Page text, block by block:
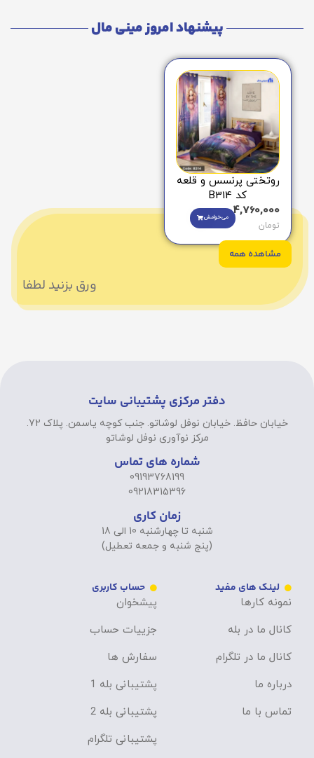
پیشنهاد امروز مینی مال
روتختی پرنسس و قلعه
کد B314
4,760,000
تومان
می‌خوامش
مشاهده همه
ورق بزنید لطفا
دفتر مرکزی پشتیبانی سایت
خیابان حافظ. خیابان نوفل لوشاتو. جنب کوچه یاسمن. پلاک 72.
مرکز نوآوری نوفل لوشاتو
شماره های تماس
09193768199
09218315396
زمان کاری
شنبه تا چهارشنبه 10 الی 18
(پنج شنبه و جمعه تعطیل)
لینک های مفید
نمونه کارها
کانال ما در بله
کانال ما در تلگرام
درباره ما
تماس با ما
حساب کاربری
پیشخوان
جزییات حساب
سفارش ها
پشتیبانی بله 1
پشتیبانی بله 2
پشتیبانی تلگرام